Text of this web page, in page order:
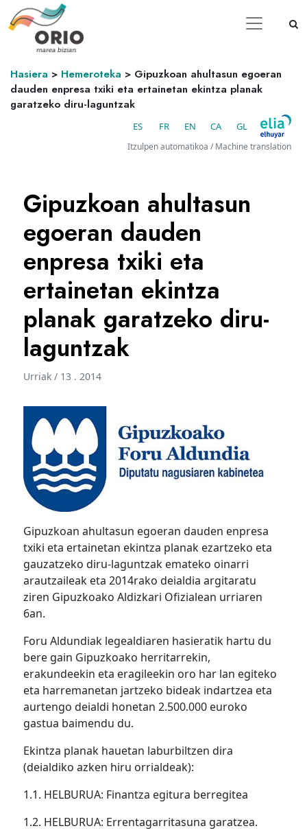
Hasiera > Hemeroteka > Gipuzkoan ahultasun egoeran
dauden enpresa txiki eta ertainetan ekintza planak
garatzeko diru-laguntzak
ES FR EN CA GL
Itzulpen automatikoa / Machine translation
Gipuzkoan ahultasun
egoeran dauden
enpresa txiki eta
ertainetan ekintza
planak garatzeko diru-
laguntzak
Urriak / 13 . 2014
Gipuzkoan ahultasun egoeran dauden enpresa
txiki eta ertainetan ekintza planak ezartzeko eta
gauzatzeko diru-laguntzak emateko oinarri
arautzaileak eta 2014rako deialdia argitaratu
ziren Gipuzkoako Aldizkari Ofizialean urriaren
6an.
Foru Aldundiak legealdiaren hasieratik hartu du
bere gain Gipuzkoako herritarrekin,
erakundeekin eta eragileekin oro har lan egiteko
eta harremanetan jartzeko bideak indartzea eta
aurtengo deialdi honetan 2.500.000 euroko
gastua baimendu du.
Ekintza planak hauetan laburbiltzen dira
(deialdiko azken hiru orrialdeak):
1.1. HELBURUA: Finantza egitura berregitea
1.2. HELBURUA: Errentagarritasuna garatzea.